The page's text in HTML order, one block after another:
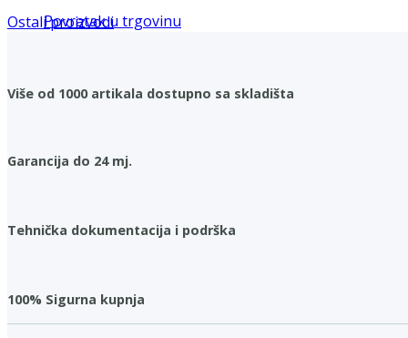
Povratak u trgovinu
Ostali proizvodi
Više od 1000 artikala dostupno sa skladišta
Garancija do 24 mj.
Tehnička dokumentacija i podrška
100% Sigurna kupnja